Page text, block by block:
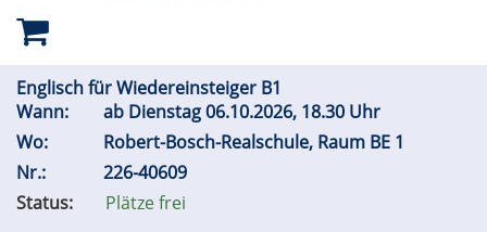
Englisch für Wiedereinsteiger B1
Wann:
ab Dienstag 06.10.2026, 18.30 Uhr
Wo:
Robert-Bosch-Realschule, Raum BE 1
Nr.:
226-40609
Status:
Plätze frei